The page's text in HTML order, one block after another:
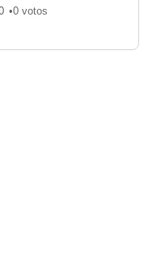
gosto
•0 votos